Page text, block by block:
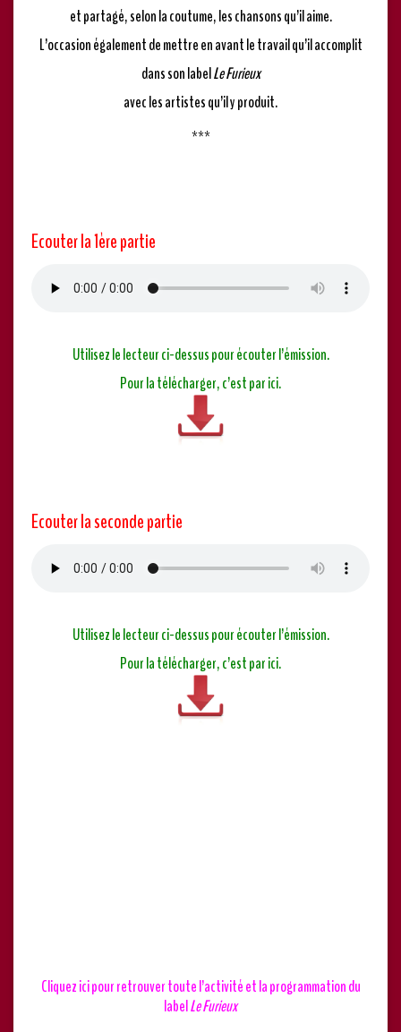
et partagé, selon la coutume, les chansons qu’il aime.
L’occasion également de mettre en avant le travail qu’il accomplit
dans son labelLe Furieux
avec les artistes qu’il y produit.
***
Ecouter la 1ère partie
Utilisez le lecteur ci-dessus pour écouter l’émission.
Pour la télécharger,c’estpar ici.
Ecouter la seconde partie
Utilisez le lecteur ci-dessus pour écouter l’émission.
Pour la télécharger, c’est par ici.
Cliquez ici pour retrouver toute l’activité et la programmation du
labelLe Furieux